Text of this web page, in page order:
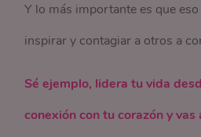
Y lo más importante es que
inspirar y contagiar a otros a
Sé ejemplo, lidera tu vida
conexión con tu corazón y